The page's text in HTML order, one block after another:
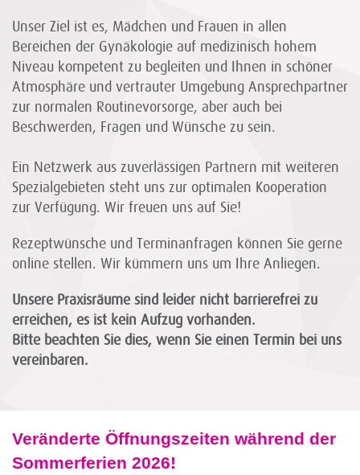
Unser Ziel ist es, Mädchen und Frauen in allen
Bereichen der Gynäkologie auf medizinisch hohem
Niveau kompetent zu begleiten und Ihnen in schöner
Atmosphäre und vertrauter Umgebung Ansprechpartner
zur normalen Routinevorsorge, aber auch bei
Beschwerden, Fragen und Wünsche zu sein.
Ein Netzwerk aus zuverlässigen Partnern mit weiteren
Spezialgebieten steht uns zur optimalen Kooperation
zur Verfügung. Wir freuen uns auf Sie!
Rezeptwünsche und Terminanfragen können Sie gerne
online stellen. Wir kümmern uns um Ihre Anliegen.
Unsere Praxisräume sind leider nicht barrierefrei zu
erreichen, es ist kein Aufzug vorhanden.
Bitte beachten Sie dies, wenn Sie einen Termin bei uns
vereinbaren.
Veränderte Öffnungszeiten während der
Sommerferien 2026!